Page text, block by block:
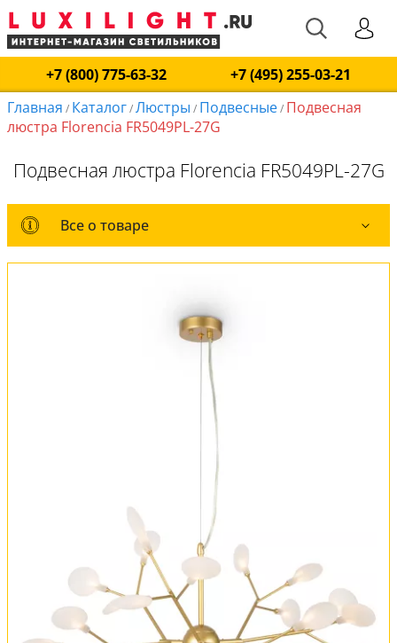
+7 (800) 775-63-32
+7 (495) 255-03-21
Главная / Каталог/Люстры / Подвесные/ Подвесная
люстра Florencia FR5049PL-27G
Подвесная люстра Florencia FR5049PL-27G
Все о товаре
Все о товаре
Комплект лампочек
Отзывы